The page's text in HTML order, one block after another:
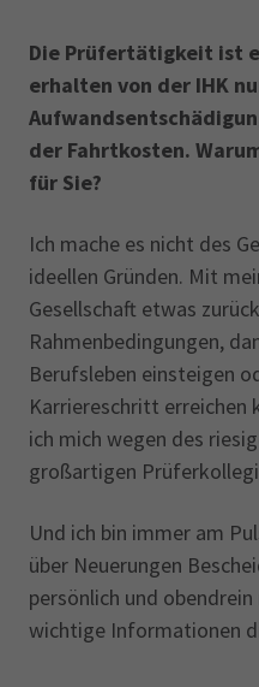
Die Prüfertätigkeit ist
erhalten von der IHK
der Fahrtkosten.
für Sie?
Ich mache es nicht des
ideellen Gründen. Mit
Gesellschaft etwas
Rahmenbedingungen,
Berufsleben einsteigen
Karriereschritt erreichen
ich mich wegen des
großartigen
Und ich bin immer am
über Neuerungen
persönlich und
wichtige Informationen